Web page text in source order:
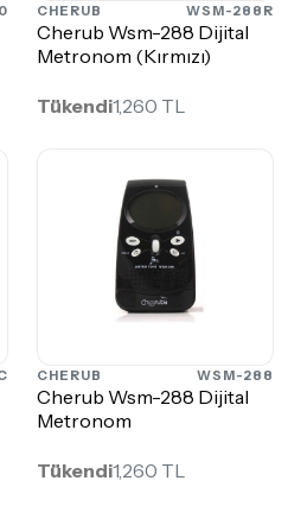
CHERUB WSM-288R
Cherub Wsm-288 Dijital
Metronom (Kırmızı)
Tükendi1,260 TL
CHERUB WSM-288
Cherub Wsm-288 Dijital
Metronom
Tükendi1,260 TL